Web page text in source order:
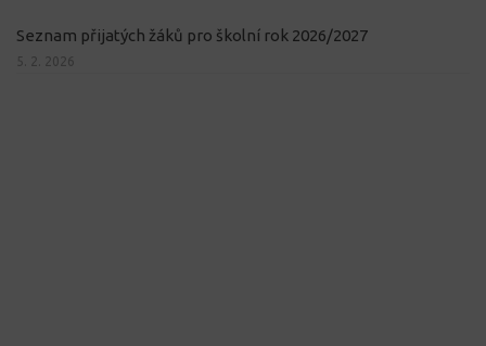
Seznam přijatých žáků pro školní rok 2026/2027
5. 2. 2026